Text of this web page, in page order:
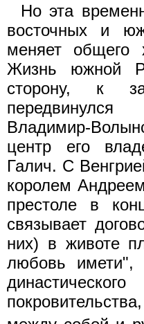
Но эта
восточных и
меняет общего
Жизнь южной
сторону, к
Владимир-
центр его
Галич. С
королем
престоле в
связывает
них) в животе
любовь имети",